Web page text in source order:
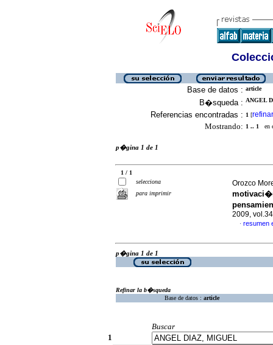
Base de datos : article
B�squeda : ANGEL
Referencias encontradas : 1 [refinar
Mostrando: 1 .. 1 en
p�gina 1 de 1
1 / 1
selecciona
para imprimir
Orozco
2009,
· resumen
p�gina 1 de 1
Refinar la b�squeda
Base de datos : article
Buscar
1